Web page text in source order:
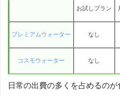
お試しプラン
プレミアムウォーター なし
コスモウォーター なし
日常の出費の多くを占めるのが